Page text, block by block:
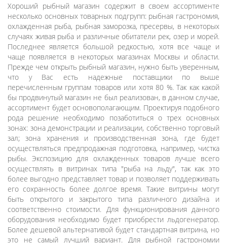
Хороший рыбный магазин содержит в своем ассортименте
несколько основных товарных подгрупп: рыбная гастрономия,
охлажденная рыба, рыбная заморозка, пресервы, в некоторых
случаях живая рыба и различные обитатели рек, озер и морей.
Последнее является большой редкостью, хотя все чаще и
чаще появляется в некоторых магазинах Москвы и области.
Прежде чем открыть рыбный магазин, нужно быть уверенным,
что у Вас есть надежные поставщики по выше
перечисленным группам товаров или хотя 80 %. Так как какой
бы продвинутый магазин не был реализован, в данном случае,
ассортимент будет основополагающим. Проектируя подобного
рода решение необходимо позаботиться о трех основных
зонах: зона демонстрации и реализации, собственно торговый
зал; зона хранения и производственная зона, где будет
осуществляться предпродажная подготовка, например, чистка
рыбы. Экспозицию для охлажденных товаров лучше всего
осуществлять в витринах типа "рыба на льду", так как это
более выгодно представляет товар и позволяет поддерживать
его сохранность более долгое время. Такие витрины могут
быть открытого и закрытого типа различного дизайна и
соответственно стоимости. Для функционирования данного
оборудования необходимо будет приобрести льдогенератор.
Более дешевой альтернативой будет стандартная витрина, но
это не самый лучший вариант. Для рыбной гастрономии